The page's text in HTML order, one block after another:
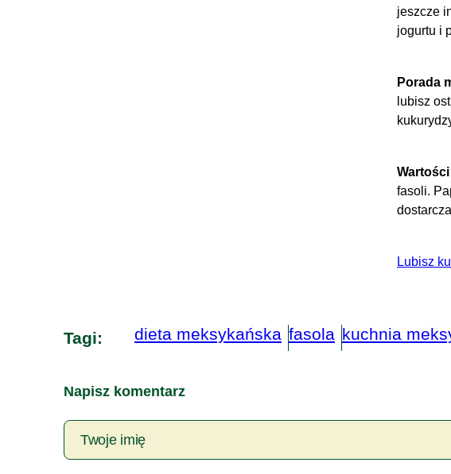
jeszcze
jogurtu i
Porada
lubisz
fasoli.
Lubisz
Tagi: dieta meksykańska fasola kuchnia
Napisz komentarz